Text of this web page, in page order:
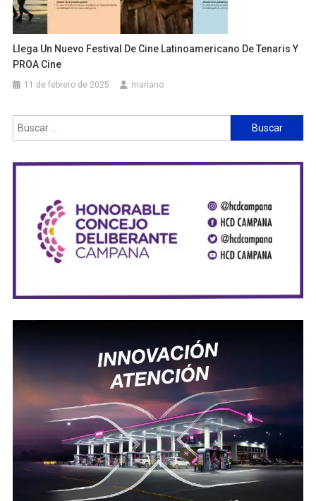
Llega Un Nuevo Festival De Cine Latinoamericano De Tenaris Y
PROA Cine
11 de febrero de 2025 mariano
Buscar: